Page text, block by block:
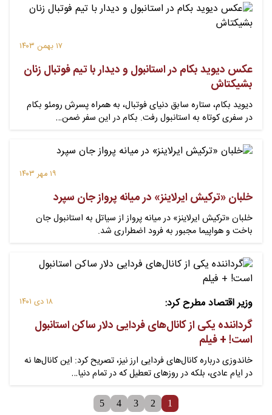
۱۷ بهمن ۱۴۰۳
عکس دیوید بکام در استانبول و دیدار با تیم فوتبال زنان
بشیکتاش
دیوید بکام، ستاره سابق دنیای فوتبال، به همراه پسرش رومئو بکام
در سفری کوتاه به استانبول رفت. بکام در این سفر ضمن…
۱۹ مهر ۱۴۰۳
خلبان «ترکیش ایرلاینز» در میانه پرواز جان سپرد
خلبان «ترکیش ایرلاینز» در میانه پرواز از سیاتل به استانبول جان
باخت و هواپیما مجبور به فرود اضطراری شد.
وزیر اقتصاد مطرح کرد: ۱۸ دی ۱۴۰۱
گرداننده یکی از کانال‌های فردایی دلار ساکن استانبول
است! + فیلم
خاندوزی درباره کانال‌های فردایی ارز نیز، تصریح کرد: این کانال‌ها نه
در ایام عادی، بلکه در روزهای تعطیل که در تمام دنیا…
1
2
3
4
5